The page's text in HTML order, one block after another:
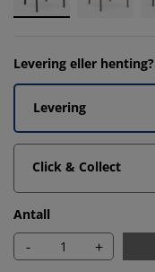
Levering eller henting?
Levering
Click & Collect
Antall
- +